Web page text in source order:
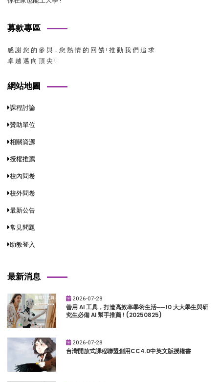
募款專區
感 謝 您 的 參 與，您 熱 情 的 回 饋 ! 推 動 我 們 追 求
卓 越 邁 向 頂 尖 !
網站地圖
課程討論
贊助單位
相關資源
授權推薦
校內問卷
校外問卷
最新公告
常見問題
助教登入
最新消息
2026-07-28
善用 AI 工具，打造高效率學術生活──10 大大學生與研
究生必備 AI 幫手推薦 ! (20250825)
2026-07-28
台灣開放式課程聯盟創用CC4.0中英文版授權書